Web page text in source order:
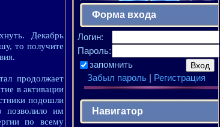
Декабрь
то получите
продолжает
в активации
подошли
позволило им
по всему
Форма входа
Логин:
Пароль:
запомнить
Забыл пароль| Регистрация
Навигатор